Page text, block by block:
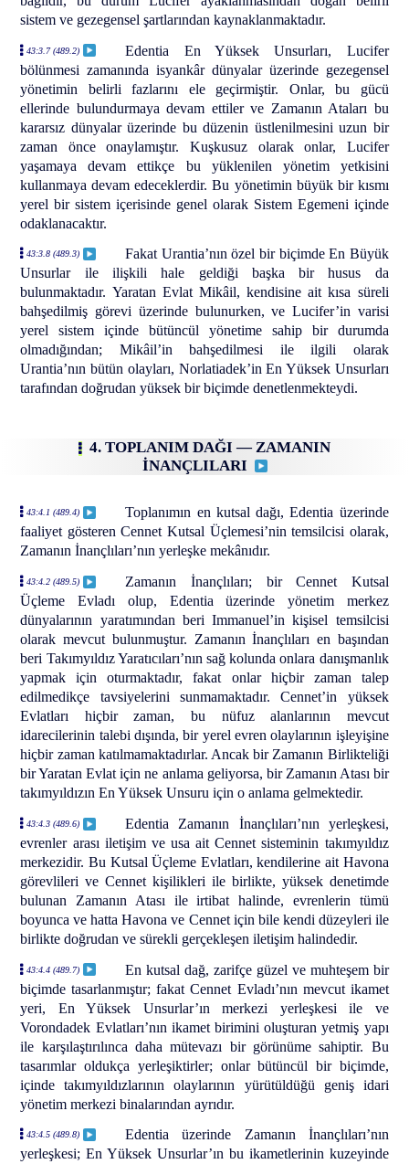
sistem ve gezegensel şartlarından kaynaklanmaktadır.
43:3.7 (489.2)
Edentia En Yüksek Unsurları, Lucifer
bölünmesi zamanında isyankâr dünyalar üzerinde gezegensel
yönetimin belirli fazlarını ele geçirmiştir. Onlar, bu gücü
ellerinde bulundurmaya devam ettiler ve Zamanın Ataları bu
kararsız dünyalar üzerinde bu düzenin üstlenilmesini uzun bir
zaman önce onaylamıştır. Kuşkusuz olarak onlar, Lucifer
yaşamaya devam ettikçe bu yüklenilen yönetim yetkisini
kullanmaya devam edeceklerdir. Bu yönetimin büyük bir kısmı
yerel bir sistem içerisinde genel olarak Sistem Egemeni içinde
odaklanacaktır.
43:3.8 (489.3)
Fakat Urantia’nın özel bir biçimde En Büyük
Unsurlar ile ilişkili hale geldiği başka bir husus da
bulunmaktadır. Yaratan Evlat Mikâil, kendisine ait kısa süreli
bahşedilmiş görevi üzerinde bulunurken, ve Lucifer’in varisi
yerel sistem içinde bütüncül yönetime sahip bir durumda
olmadığından; Mikâil’in bahşedilmesi ile ilgili olarak
Urantia’nın bütün olayları, Norlatiadek’in En Yüksek Unsurları
tarafından doğrudan yüksek bir biçimde denetlenmekteydi.
4. TOPLANIM DAĞI — ZAMANIN
İNANÇLILARI
43:4.1 (489.4)
Toplanımın en kutsal dağı, Edentia üzerinde
faaliyet gösteren Cennet Kutsal Üçlemesi’nin temsilcisi olarak,
Zamanın İnançlıları’nın yerleşke mekânıdır.
43:4.2 (489.5)
Zamanın İnançlıları; bir Cennet Kutsal
Üçleme Evladı olup, Edentia üzerinde yönetim merkez
dünyalarının yaratımından beri Immanuel’in kişisel temsilcisi
olarak mevcut bulunmuştur. Zamanın İnançlıları en başından
beri Takımyıldız Yaratıcıları’nın sağ kolunda onlara danışmanlık
yapmak için oturmaktadır, fakat onlar hiçbir zaman talep
edilmedikçe tavsiyelerini sunmamaktadır. Cennet’in yüksek
Evlatları hiçbir zaman, bu nüfuz alanlarının mevcut
idarecilerinin talebi dışında, bir yerel evren olaylarının işleyişine
hiçbir zaman katılmamaktadırlar. Ancak bir Zamanın Birlikteliği
bir Yaratan Evlat için ne anlama geliyorsa, bir Zamanın Atası bir
takımyıldızın En Yüksek Unsuru için o anlama gelmektedir.
43:4.3 (489.6)
Edentia Zamanın İnançlıları’nın yerleşkesi,
evrenler arası iletişim ve usa ait Cennet sisteminin takımyıldız
merkezidir. Bu Kutsal Üçleme Evlatları, kendilerine ait Havona
görevlileri ve Cennet kişilikleri ile birlikte, yüksek denetimde
bulunan Zamanın Atası ile irtibat halinde, evrenlerin tümü
boyunca ve hatta Havona ve Cennet için bile kendi düzeyleri ile
birlikte doğrudan ve sürekli gerçekleşen iletişim halindedir.
43:4.4 (489.7)
En kutsal dağ, zarifçe güzel ve muhteşem bir
biçimde tasarlanmıştır; fakat Cennet Evladı’nın mevcut ikamet
yeri, En Yüksek Unsurlar’ın merkezi yerleşkesi ile ve
Vorondadek Evlatları’nın ikamet birimini oluşturan yetmiş yapı
ile karşılaştırılınca daha mütevazı bir görünüme sahiptir. Bu
tasarımlar oldukça yerleşiktirler; onlar bütüncül bir biçimde,
içinde takımyıldızlarının olaylarının yürütüldüğü geniş idari
yönetim merkezi binalarından ayrıdır.
43:4.5 (489.8)
Edentia üzerinde Zamanın İnançlıları’nın
yerleşkesi; En Yüksek Unsurlar’ın bu ikametlerinin kuzeyinde